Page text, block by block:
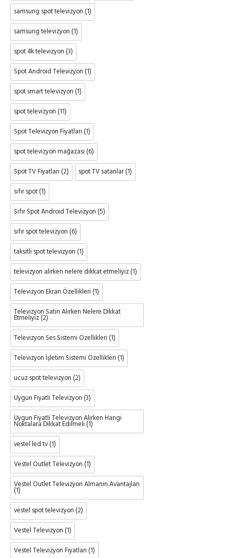
samsung spot televizyon (1)
samsung televizyon (1)
spot 4k televizyon (3)
Spot Android Televizyon (1)
spot smart televizyon (1)
spot televizyon (11)
Spot Televizyon Fiyatları (1)
spot televizyon mağazası (6)
Spot TV Fiyatları (2) spot TV satanlar(1)
sıfır spot(1)
Sıfır Spot Android Televizyon (5)
sıfır spot televizyon (6)
taksitli spot televizyon (1)
televizyon alırken nelere dikkat etmeliyiz(1)
Televizyon Ekran Özellikleri (1)
Televizyon Satın Alırken Nelere Dikkat
Etmeliyiz(2)
Televizyon Ses Sistemi Özellikleri (1)
Televizyon İşletim Sistemi Özellikleri (1)
ucuz spot televizyon (2)
Uygun Fiyatlı Televizyon (3)
Uygun Fiyatlı Televizyon Alırken Hangi
Noktalara Dikkat Edilmeli (1)
vestel led tv(1)
Vestel Outlet Televizyon (1)
Vestel Outlet Televizyon Almanın Avantajları
(1)
vestel spot televizyon (2)
Vestel Televizyon (1)
Vestel Televizyon Fiyatları (1)